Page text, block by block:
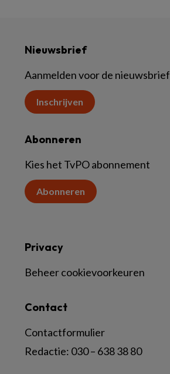
Nieuwsbrief
Aanmelden voor de nieuwsbrief
Inschrijven
Abonneren
Kies het TvPO abonnement
Abonneren
Contact
Contactformulier
Redactie: 030 – 638 38 80
Privacy
Beheer cookievoorkeuren